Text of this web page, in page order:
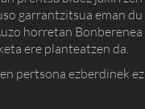
garrantzitsua eman du
horretan Bonberenea
ere planteatzen da.
pertsona ezberdinek ez